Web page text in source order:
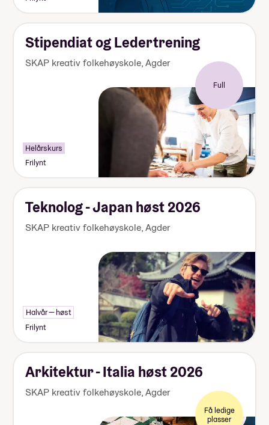
000-
155
000
kr
Stipendiat og Ledertrening
SKAP kreativ folkehøyskole,Agder
Full
Helårskurs
Frilynt
Teknolog - Japan høst 2026
SKAP kreativ folkehøyskole,Agder
Halvår — høst
Frilynt
Arkitektur - Italia høst 2026
SKAP kreativ folkehøyskole,Agder
Få ledige
plasser